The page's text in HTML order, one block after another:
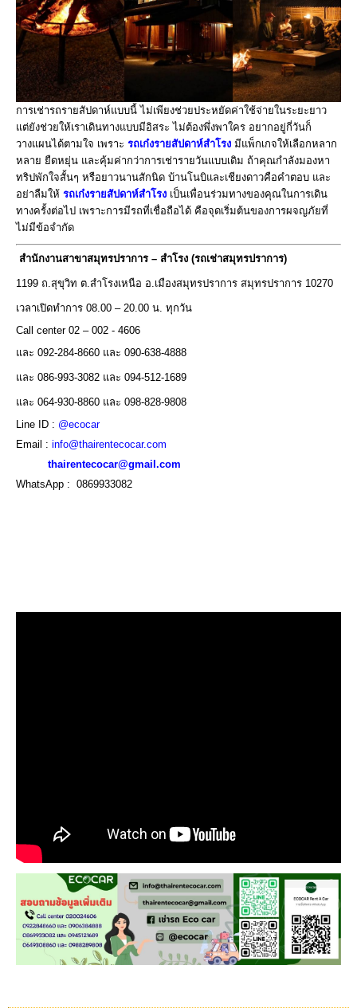
การเช่ารถรายสัปดาห์แบบนี้ ไม่เพียงช่วยประหยัดค่าใช้จ่ายในระยะยาว
แต่ยังช่วยให้เราเดินทางแบบมีอิสระ ไม่ต้องพึ่งพาใคร อยากอยู่กี่วันก็
วางแผนได้ตามใจ เพราะ รถเก๋งรายสัปดาห์สำโรง มีแพ็กเกจให้เลือกหลาก
หลาย ยืดหยุ่น และคุ้มค่ากว่าการเช่ารายวันแบบเดิม ถ้าคุณกำลังมองหา
ทริปพักใจสั้นๆ หรือยาวนานสักนิด บ้านโนบิและเชียงดาวคือคำตอบ และ
อย่าลืมให้ รถเก๋งรายสัปดาห์สำโรง เป็นเพื่อนร่วมทางของคุณในการเดิน
ทางครั้งต่อไป เพราะการมีรถที่เชื่อถือได้ คือจุดเริ่มต้นของการผจญภัยที่
ไม่มีข้อจำกัด
สำนักงานสาขาสมุทรปราการ – สำโรง (รถเช่าสมุทรปราการ)
1199 ถ.สุขุวิท ต.สำโรงเหนือ อ.เมืองสมุทรปราการ สมุทรปราการ 10270
เวลาเปิดทำการ 08.00 – 20.00 น. ทุกวัน
Call center 02 – 002 - 4606
และ 092-284-8660 และ 090-638-4888
และ 086-993-3082 และ 094-512-1689
และ 064-930-8860 และ 098-828-9808
Line ID : @ecocar
Email : info@thairentecocar.com
thairentecocar@gmail.com
WhatsApp : 0869933082